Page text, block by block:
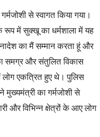
से स्वागत किया गया।
में सुक्खू का धर्मशाला में यह
का मैं सम्मान करता हूं और
समग्र और संतुलित विकास
लोग एकत्रित हुए थे। पुलिस
मुख्यमंत्री का गर्मजोशी से
और विभिन्न क्षेत्रों के आए लोग